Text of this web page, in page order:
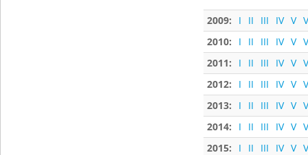
2009: I II III IV V
2010:
I II III IV V
2011:
I II III IV V
2012:
I II III IV V
2013:
I II III IV V
2014:
I II III IV V
2015:
I II III IV V